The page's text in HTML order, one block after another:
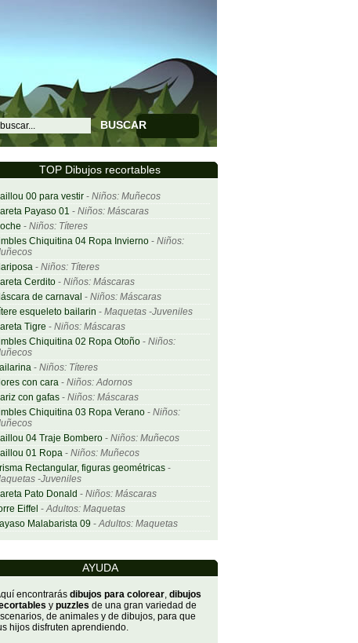
BUSCAR
TOP Dibujos recortables
00 para vestir- Niños: Muñecos
Payaso 01 - Niños: Máscaras
- Niños: Títeres
Chiquitina 04 Ropa Invierno- Niños:
- Niños: Títeres
Cerdito- Niños: Máscaras
de carnaval - Niños: Máscaras
esqueleto bailarin - Maquetas -Juveniles
Tigre - Niños: Máscaras
Chiquitina 02 Ropa Otoño- Niños:
- Niños: Títeres
con cara- Niños: Adornos
con gafas- Niños: Máscaras
Chiquitina 03 Ropa Verano- Niños:
04 Traje Bombero- Niños: Muñecos
01 Ropa- Niños: Muñecos
Rectangular, figuras geométricas-
-Juveniles
Pato Donald - Niños: Máscaras
Eiffel -Adultos: Maquetas
Malabarista 09 -Adultos: Maquetas
AYUDA
encontrarás dibujos para colorear, dibujos
y puzzles de una gran variedad de
de animales y de dibujos, para que
hijos disfruten aprendiendo.